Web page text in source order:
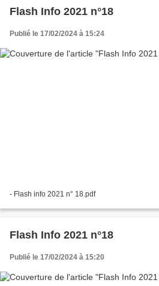
Flash Info 2021 n°18
Publié le 17/02/2024 à 15:24
- Flash info 2021 n° 18.pdf
Flash Info 2021 n°18
Publié le 17/02/2024 à 15:20